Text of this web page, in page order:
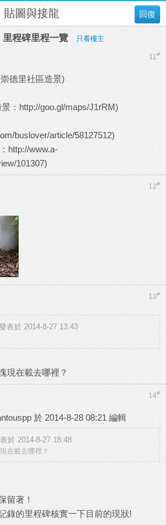
回復
貼圖與接龍
里程碑里程一覽 只看樓主
11#
德里社區造景)
： http://goo.gl/maps/J1rRM)
buslover/article/58127512)
http://www.a-
101307)
12#
13#
表於 2014-8-27 13:43
現在載去哪裡？
14#
於 2014-8-28 08:21 編輯
於 2014-8-27 18:48
在載去哪裡？
留著！
錄的里程碑核實一下目前的現狀!